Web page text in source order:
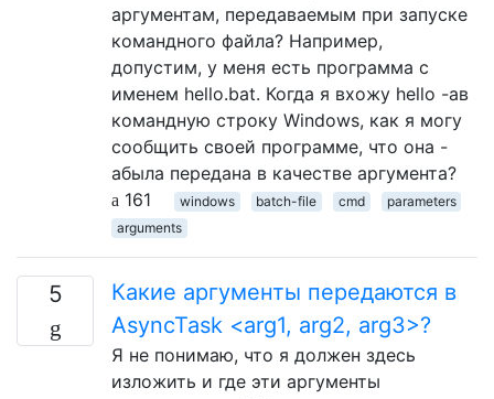
аргументам, передаваемым при запуске
командного файла? Например,
допустим, у меня есть программа с
именем hello.bat. Когда я вхожу hello -aв
командную строку Windows, как я могу
сообщить своей программе, что она -
aбыла передана в качестве аргумента?
161
windows batch-file cmd
parameters
arguments
5
Какие аргументы передаются в
AsyncTask <arg1, arg2, arg3>?
Я не понимаю, что я должен здесь
изложить и где эти аргументы